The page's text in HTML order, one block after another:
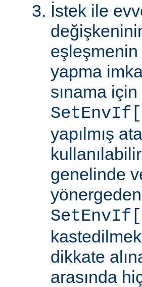
İstek ile
eşleşmenin
yapma
sınama
yapılmış
genelinde
dikkate
arasında